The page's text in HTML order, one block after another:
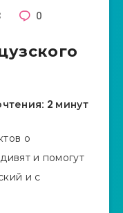
0
2 минут
о
и помогут
и с